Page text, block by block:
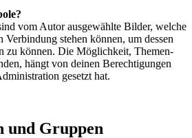
vom Autor ausgewählte Bilder, welche
Verbindung stehen können, um dessen
zu können. Die Möglichkeit, Themen-
hängt von deinen Berechtigungen
gesetzt hat.
und Gruppen